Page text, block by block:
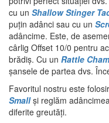
cu un Shallow Stinger
puțin adânci sau cu un
adâncime. Este, de
cârlig Offset 10/0 pentru
brădiș. Cu un Rattle
șansele de partea dvs.
Favoritul nostru este
Smallși reglăm
diferite greutăți.